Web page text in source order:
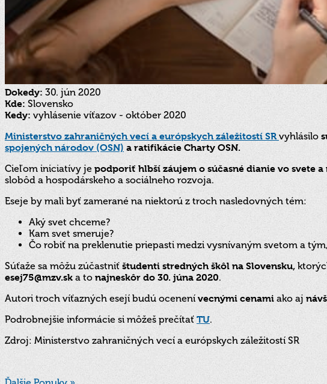
Dokedy:30. jún 2020
Kde:Slovensko
Kedy:vyhlásenie víťazov - október 2020
Ministerstvo zahraničných vecí a európskych záležitostí SR vyhlásilo
spojených národov (OSN)a ratifikácie Charty OSN.
Cieľom iniciatívy jepodporiť hlbší záujem o súčasné dianie vo svete
slobôd a hospodárskeho a sociálneho rozvoja.
Eseje by mali byť zamerané na niektorú z troch nasledovných tém:
Aký svet chceme?
Kam svet smeruje?
Čo robiť na preklenutie priepasti medzi vysnívaným svetom a
Súťaže sa môžu zúčastniťštudenti stredných škôl na Slovensku,
esej75@mzv.ska tonajneskôr do 30. júna 2020.
Autori troch víťazných esejí budú ocenenívecnými cenamiako aj
Podrobnejšie informácie si môžeš prečítaťTU.
Zdroj: Ministerstvo zahraničných vecí a európskych záležitostí SR